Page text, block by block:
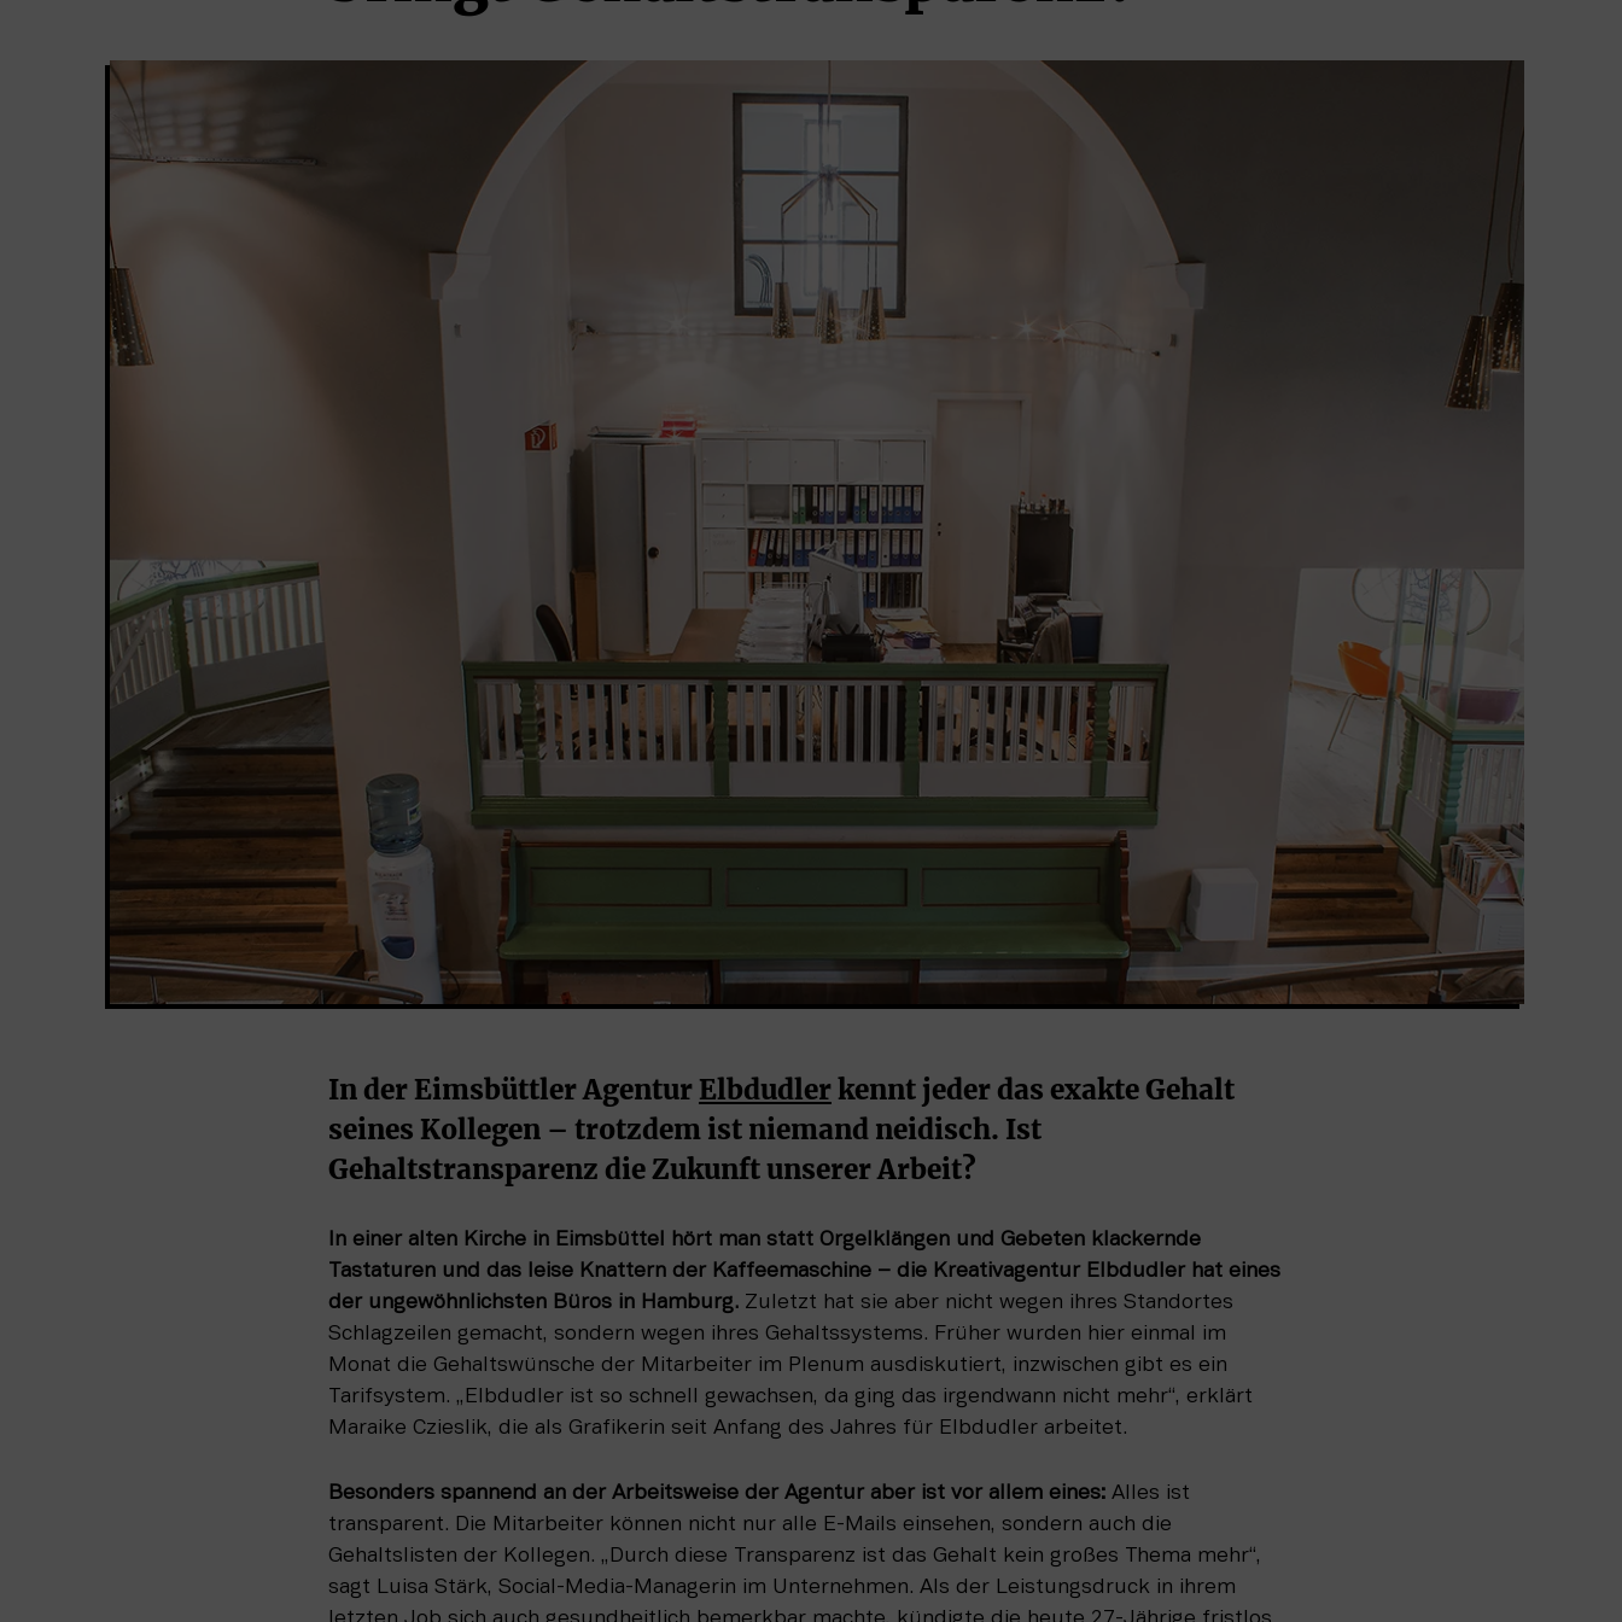
In der Eimsbüttler Agentur Elbdudler kennt jeder das exakte Gehalt
seines Kollegen – trotzdem ist niemand neidisch. Ist
Gehaltstransparenz die Zukunft unserer Arbeit?
In einer alten Kirche in Eimsbüttel hört man statt Orgelklängen und Gebeten klackernde
Tastaturen und das leise Knattern der Kaffeemaschine – die Kreativagentur Elbdudler hat eines
der ungewöhnlichsten Büros in Hamburg. Zuletzt hat sie aber nicht wegen ihres Standortes
Schlagzeilen gemacht, sondern wegen ihres Gehaltssystems. Früher wurden hier einmal im
Monat die Gehaltswünsche der Mitarbeiter im Plenum ausdiskutiert, inzwischen gibt es ein
Tarifsystem. „Elbdudler ist so schnell gewachsen, da ging das irgendwann nicht mehr“, erklärt
Maraike Czieslik, die als Grafikerin seit Anfang des Jahres für Elbdudler arbeitet.
Besonders spannend an der Arbeitsweise der Agentur aber ist vor allem eines: Alles ist
transparent. Die Mitarbeiter können nicht nur alle E-Mails einsehen, sondern auch die
Gehaltslisten der Kollegen. „Durch diese Transparenz ist das Gehalt kein großes Thema mehr“,
sagt Luisa Stärk, Social-Media-Managerin im Unternehmen. Als der Leistungsdruck in ihrem